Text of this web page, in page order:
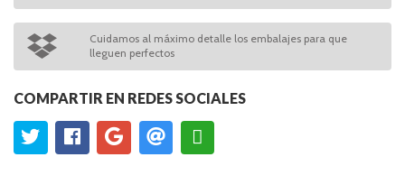
Cuidamos al máximo detalle los embalajes para que
lleguen perfectos
COMPARTIR EN REDES SOCIALES